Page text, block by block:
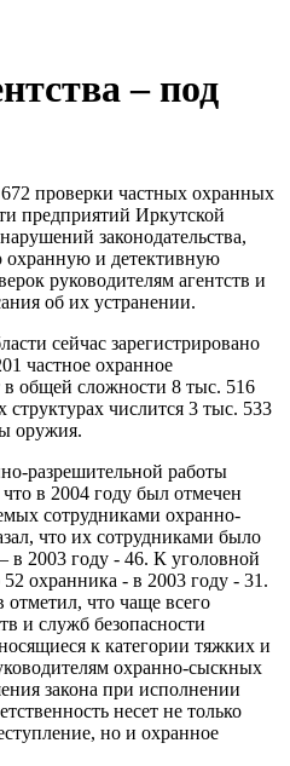
– под
проверки частных охранных
предприятий Иркутской
законодательства,
охранную и детективную
руководителям агентств и
об их устранении.
сейчас зарегистрировано
частное охранное
в общей сложности 8 тыс. 516
числится 3 тыс. 533
оружия.
разрешительной работы
в 2004 году был отмечен
сотрудниками охранно-
что их сотрудниками было
в 2003 году - 46. К уголовной
охранника - в 2003 году - 31.
что чаще всего
и служб безопасности
к категории тяжких и
охранно-сыскных
закона при исполнении
несет не только
но и охранное